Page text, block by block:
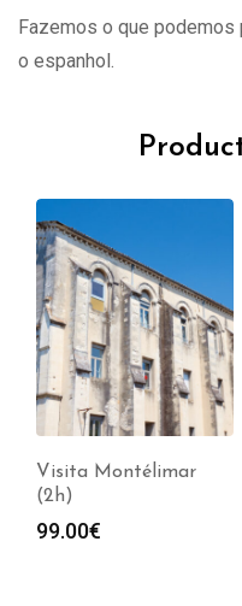
Fazemos o que podemos
o espanhol.
Visita Montélimar
(2h)
99.00€